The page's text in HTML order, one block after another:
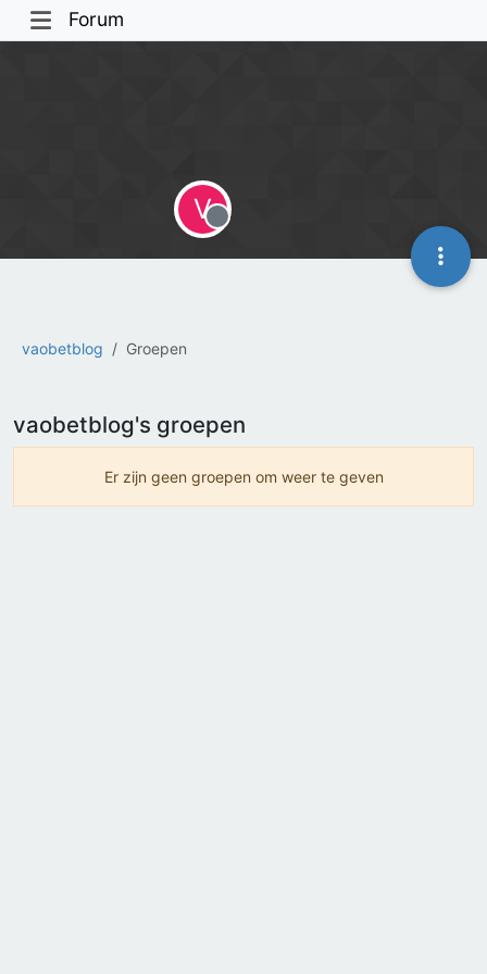
Forum
vaobetblog Groepen
V
Offline
vaobetblog's groepen
Er zijn geen groepen om weer te geven